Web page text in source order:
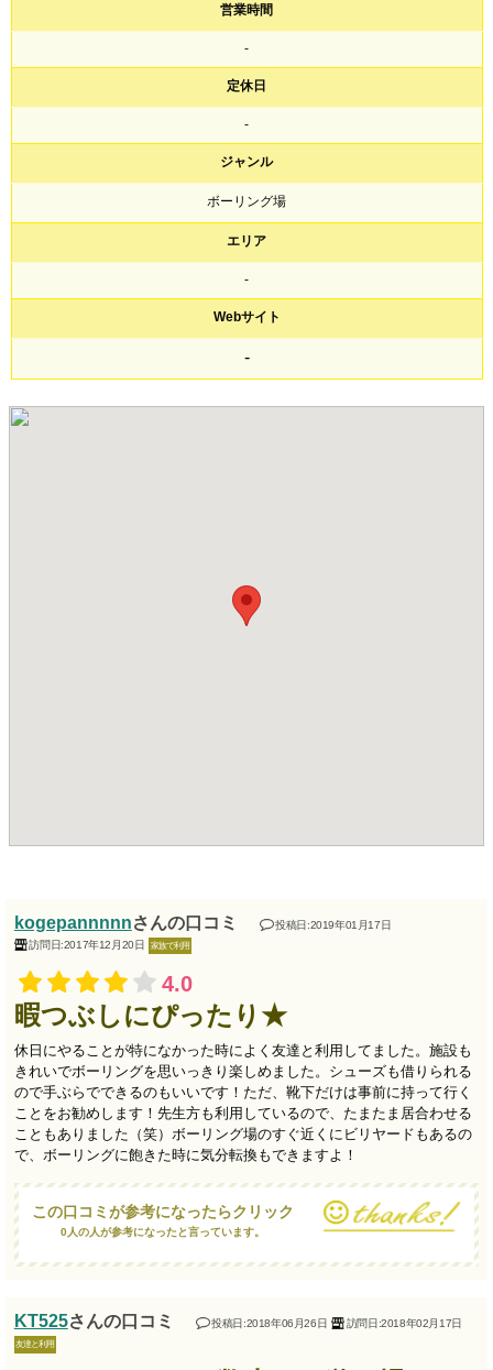
営業時間
-
定休日
-
ジャンル
ボーリング場
エリア
-
Webサイト
-
kogepannnnnさんの口コミ
投稿日:2019年01月17日
訪問日:2017年12月20日
家族で利用
4.0
暇つぶしにぴったり★
休日にやることが特になかった時によく友達と利用してました。施設も
きれいでボーリングを思いっきり楽しめました。シューズも借りられる
ので手ぶらでできるのもいいです！ただ、靴下だけは事前に持って行く
ことをお勧めします！先生方も利用しているので、たまたま居合わせる
こともありました（笑）ボーリング場のすぐ近くにビリヤードもあるの
で、ボーリングに飽きた時に気分転換もできますよ！
この口コミが参考になったらクリック
0人の人が参考になったと言っています。
KT525さんの口コミ 投稿日:2018年06月26日 訪問日:2018年02月17日
友達と利用